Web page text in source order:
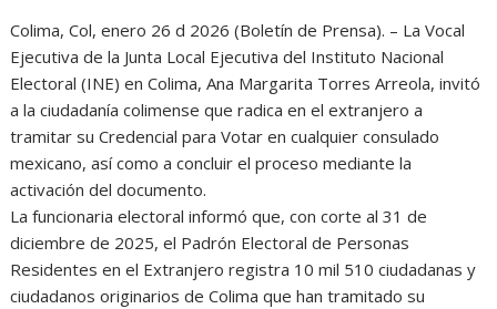
Colima, Col, enero 26 d 2026 (Boletín de Prensa). – La Vocal
Ejecutiva de la Junta Local Ejecutiva del Instituto Nacional
Electoral (INE) en Colima, Ana Margarita Torres Arreola, invitó
a la ciudadanía colimense que radica en el extranjero a
tramitar su Credencial para Votar en cualquier consulado
mexicano, así como a concluir el proceso mediante la
activación del documento.
La funcionaria electoral informó que, con corte al 31 de
diciembre de 2025, el Padrón Electoral de Personas
Residentes en el Extranjero registra 10 mil 510 ciudadanas y
ciudadanos originarios de Colima que han tramitado su